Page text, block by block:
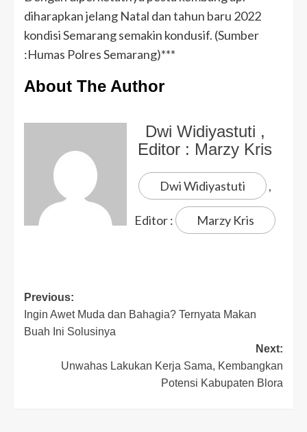
diharapkan jelang Natal dan tahun baru 2022
kondisi Semarang semakin kondusif. (Sumber
:Humas Polres Semarang)***
About The Author
Dwi Widiyastuti ,
Editor : Marzy Kris
Dwi Widiyastuti ,
Editor : Marzy Kris
Previous:
Ingin Awet Muda dan Bahagia? Ternyata Makan
Buah Ini Solusinya
Next:
Unwahas Lakukan Kerja Sama, Kembangkan
Potensi Kabupaten Blora